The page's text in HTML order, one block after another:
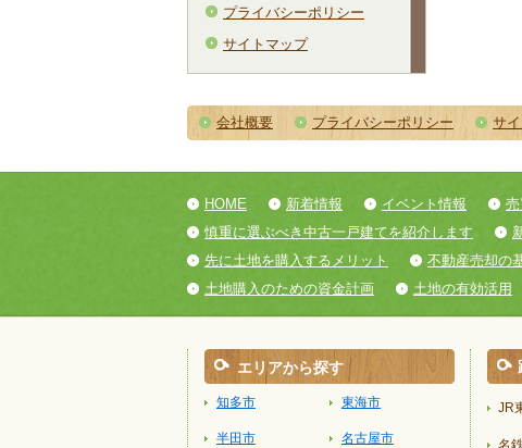
プライバシーポリシー
サイトマップ
会社概要 プライバシーポリシー サ
HOME 新着情報 イベント情報
慎重に選ぶべき中古一戸建てを紹介します
先に土地を購入するメリット
不動産売却の
土地購入のための資金計画
土地の有効活用
エリアから探す
知多市
半田市
東海市
名古屋市
JR
名